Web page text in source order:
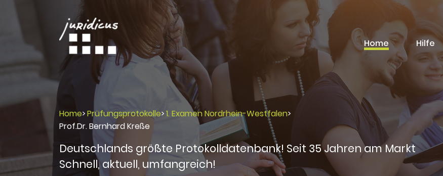
Home Hilfe
Home>Prüfungsprotokolle>1. Examen Nordrhein-Westfalen>
Prof.Dr. Bernhard Kreße
Deutschlands größte Protokolldatenbank! Seit 35 Jahren am Markt
Schnell, aktuell, umfangreich!